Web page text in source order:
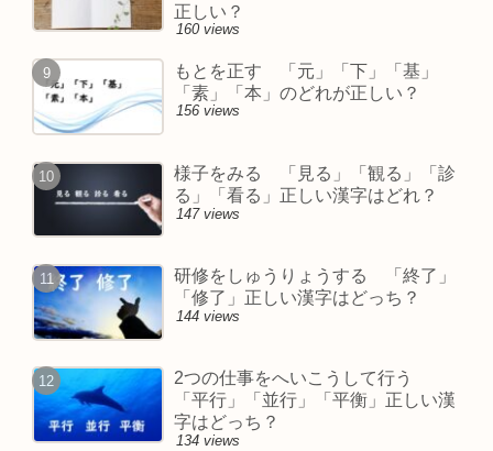
正しい？
160 views
もとを正す 「元」「下」「基」
「素」「本」のどれが正しい？
156 views
様子をみる 「見る」「観る」「診
る」「看る」正しい漢字はどれ？
147 views
研修をしゅうりょうする 「終了」
「修了」正しい漢字はどっち？
144 views
2つの仕事をへいこうして行う
「平行」「並行」「平衡」正しい漢
字はどっち？
134 views